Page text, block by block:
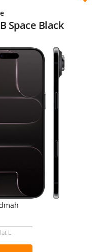
Space Black
L